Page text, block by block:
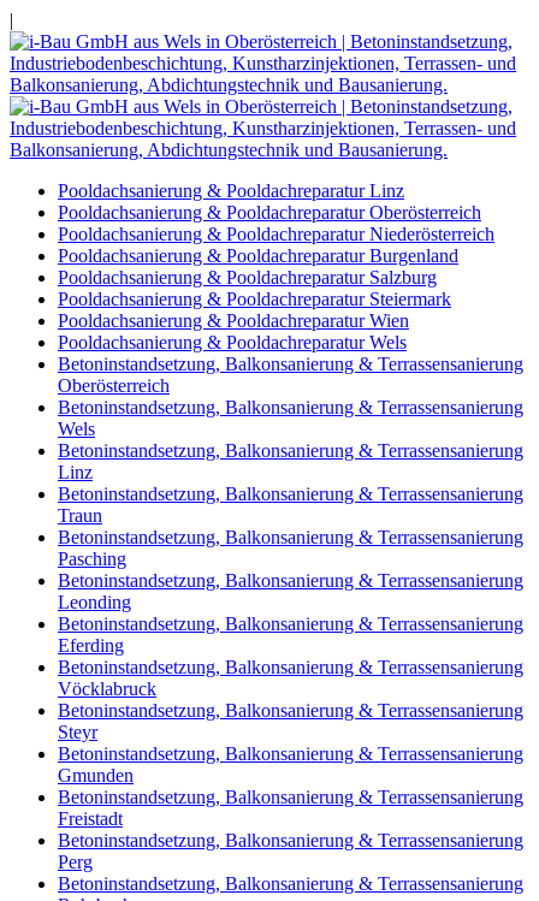
|
Pooldachsanierung & Pooldachreparatur Linz
Pooldachsanierung & Pooldachreparatur Oberösterreich
Pooldachsanierung & Pooldachreparatur Niederösterreich
Pooldachsanierung & Pooldachreparatur Burgenland
Pooldachsanierung & Pooldachreparatur Salzburg
Pooldachsanierung & Pooldachreparatur Steiermark
Pooldachsanierung & Pooldachreparatur Wien
Pooldachsanierung & Pooldachreparatur Wels
Betoninstandsetzung, Balkonsanierung & Terrassensanierung
Oberösterreich
Betoninstandsetzung, Balkonsanierung & Terrassensanierung
Wels
Betoninstandsetzung, Balkonsanierung & Terrassensanierung
Linz
Betoninstandsetzung, Balkonsanierung & Terrassensanierung
Traun
Betoninstandsetzung, Balkonsanierung & Terrassensanierung
Pasching
Betoninstandsetzung, Balkonsanierung & Terrassensanierung
Leonding
Betoninstandsetzung, Balkonsanierung & Terrassensanierung
Eferding
Betoninstandsetzung, Balkonsanierung & Terrassensanierung
Vöcklabruck
Betoninstandsetzung, Balkonsanierung & Terrassensanierung
Steyr
Betoninstandsetzung, Balkonsanierung & Terrassensanierung
Gmunden
Betoninstandsetzung, Balkonsanierung & Terrassensanierung
Freistadt
Betoninstandsetzung, Balkonsanierung & Terrassensanierung
Perg
Betoninstandsetzung, Balkonsanierung & Terrassensanierung